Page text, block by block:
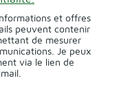
et offres
peuvent contenir
de mesurer
Je peux
via le lien de